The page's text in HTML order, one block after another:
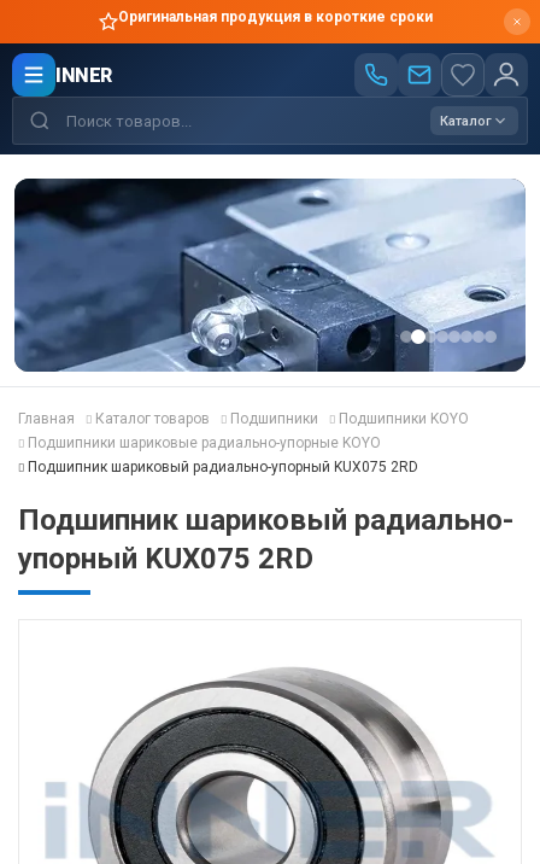
Оригинальная продукция в короткие сроки
INNER
Каталог
Главная Каталог товаров Подшипники
Подшипники KOYO
Подшипники шариковые радиально-упорные KOYO
Подшипник шариковый радиально-упорный KUX075 2RD
Подшипник шариковый радиально-
упорный KUX075 2RD